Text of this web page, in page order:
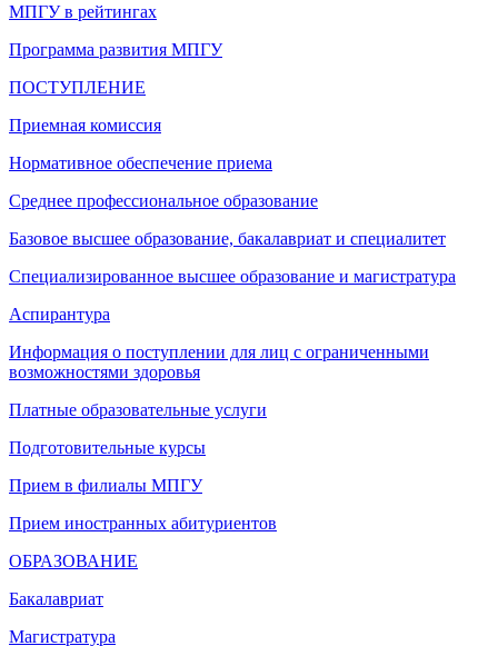
МПГУ в рейтингах
Программа развития МПГУ
ПОСТУПЛЕНИЕ
Приемная комиссия
Нормативное обеспечение приема
Среднее профессиональное образование
Базовое высшее образование, бакалавриат и специалитет
Специализированное высшее образование и магистратура
Аспирантура
Информация о поступлении для лиц с ограниченными
возможностями здоровья
Платные образовательные услуги
Подготовительные курсы
Прием в филиалы МПГУ
Прием иностранных абитуриентов
ОБРАЗОВАНИЕ
Бакалавриат
Магистратура